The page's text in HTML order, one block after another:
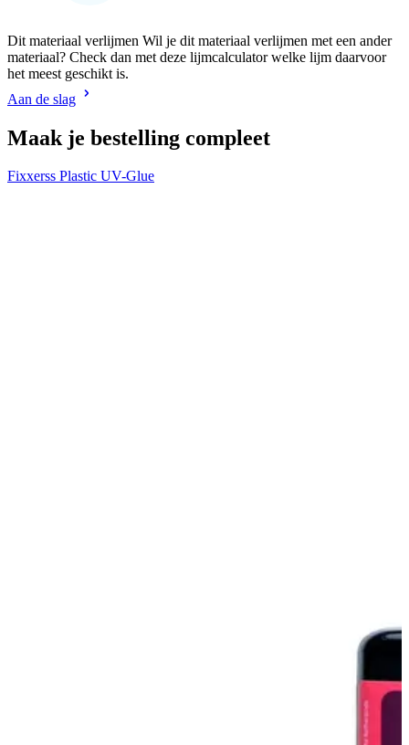
Dit materiaal verlijmen Wil je dit materiaal verlijmen met een ander
materiaal? Check dan met deze lijmcalculator welke lijm daarvoor
het meest geschikt is.
Aan de slag
Maak je bestelling compleet
Fixxerss Plastic UV-Glue